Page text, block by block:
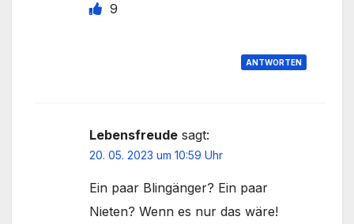
9
ANTWORTEN
Lebensfreude sagt:
20. 05. 2023 um 10:59 Uhr
Ein paar Blingänger? Ein paar
Nieten? Wenn es nur das wäre!